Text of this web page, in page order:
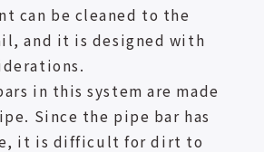
can be cleaned to the
and it is designed with
in this system are made
Since the pipe bar has
it is difficult for dirt to